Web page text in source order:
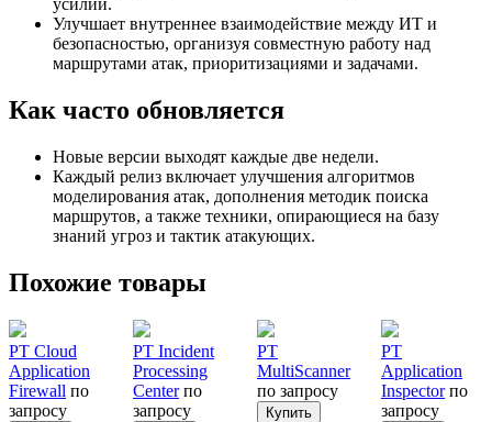
Улучшает внутреннее взаимодействие между ИТ и
безопасностью, организуя совместную работу над
маршрутами атак, приоритизациями и задачами.
Как часто обновляется
Новые версии выходят каждые две недели.
Каждый релиз включает улучшения алгоритмов
моделирования атак, дополнения методик поиска
маршрутов, а также техники, опирающиеся на базу
знаний угроз и тактик атакующих.
Похожие товары
PT Cloud
Application
Firewall по
запросу
PT Incident
Processing
Center по
запросу
PT
MultiScanner
по запросу
Купить
PT
Application
Inspector по
запросу